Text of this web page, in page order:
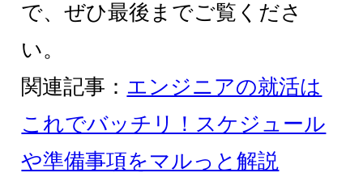
で、ぜひ最後までご覧くださ
い。
関連記事： エンジニアの就活は
これでバッチリ！スケジュール
や準備事項をマルっと解説